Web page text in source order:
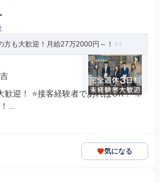
方も大歓迎！月給27万2000円～！
歓迎！ ⭐接客経験者であればOK！ ※
...
気になる